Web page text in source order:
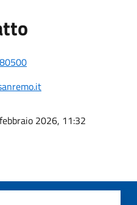
2026, 11:32